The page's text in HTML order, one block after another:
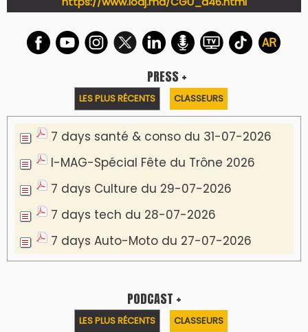
PRESS +
LES PLUS RÉCENTS CLASSEURS
7 days santé & conso du 31-07-2026
I-MAG-Spécial Fête du Trône 2026
7 days Culture du 29-07-2026
7 days tech du 28-07-2026
7 days Auto-Moto du 27-07-2026
PODCAST +
LES PLUS RÉCENTS CLASSEURS